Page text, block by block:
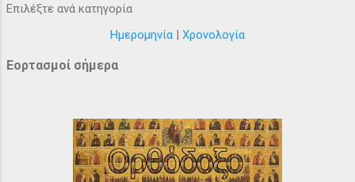
Επιλέξτε ανά κατηγορία
Ημερομηνία | Χρονολογία
Εορτασμοί σήμερα